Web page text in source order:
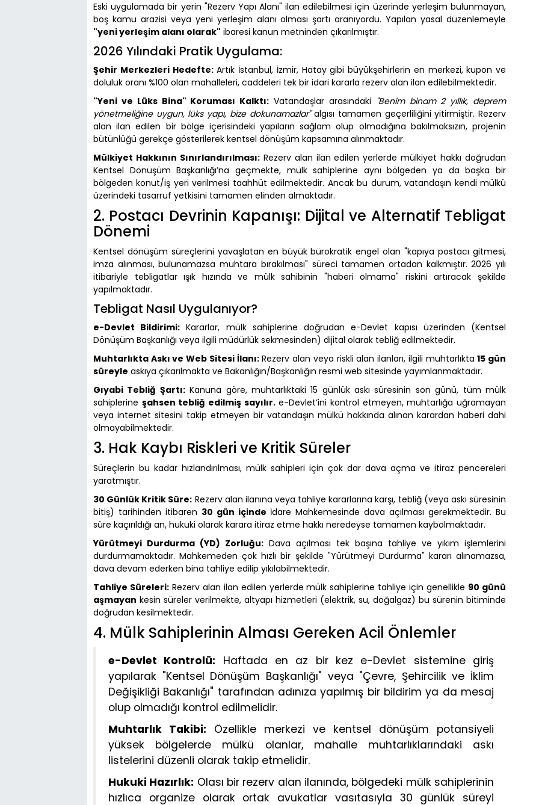
Eski uygulamada bir yerin "Rezerv Yapı Alanı" ilan edilebilmesi için üzerinde yerleşim bulunmayan,
boş kamu arazisi veya yeni yerleşim alanı olması şartı aranıyordu. Yapılan yasal düzenlemeyle
"yeni yerleşim alanı olarak" ibaresi kanun metninden çıkarılmıştır.
2026 Yılındaki Pratik Uygulama:
Şehir Merkezleri Hedefte:Artık İstanbul, İzmir, Hatay gibi büyükşehirlerin en merkezi, kupon ve
doluluk oranı %100 olan mahalleleri, caddeleri tek bir idari kararla rezerv alan ilan edilebilmektedir.
"Yeni ve Lüks Bina" Koruması Kalktı: Vatandaşlar arasındaki "Benim binam 2 yıllık, deprem
yönetmeliğine uygun, lüks yapı, bize dokunamazlar"algısı tamamen geçerliliğini yitirmiştir. Rezerv
alan ilan edilen bir bölge içerisindeki yapıların sağlam olup olmadığına bakılmaksızın, projenin
bütünlüğü gerekçe gösterilerek kentsel dönüşüm kapsamına alınmaktadır.
Mülkiyet Hakkının Sınırlandırılması:Rezerv alan ilan edilen yerlerde mülkiyet hakkı doğrudan
Kentsel Dönüşüm Başkanlığı’na geçmekte, mülk sahiplerine aynı bölgeden ya da başka bir
bölgeden konut/iş yeri verilmesi taahhüt edilmektedir. Ancak bu durum, vatandaşın kendi mülkü
üzerindeki tasarruf yetkisini tamamen elinden almaktadır.
2. Postacı Devrinin Kapanışı: Dijital ve Alternatif Tebligat
Dönemi
Kentsel dönüşüm süreçlerini yavaşlatan en büyük bürokratik engel olan "kapıya postacı gitmesi,
imza alınması, bulunamazsa muhtara bırakılması" süreci tamamen ortadan kalkmıştır. 2026 yılı
itibariyle tebligatlar ışık hızında ve mülk sahibinin "haberi olmama" riskini artıracak şekilde
yapılmaktadır.
Tebligat Nasıl Uygulanıyor?
e-Devlet Bildirimi: Kararlar, mülk sahiplerine doğrudan e-Devlet kapısı üzerinden (Kentsel
Dönüşüm Başkanlığı veya ilgili müdürlük sekmesinden) dijital olarak tebliğ edilmektedir.
Muhtarlıkta Askı ve Web Sitesi İlanı:Rezerv alan veya riskli alan ilanları, ilgili muhtarlıkta15 gün
süreyle askıya çıkarılmakta ve Bakanlığın/Başkanlığın resmi web sitesinde yayımlanmaktadır.
Gıyabi Tebliğ Şartı:Kanuna göre, muhtarlıktaki 15 günlük askı süresinin son günü, tüm mülk
sahiplerine şahsen tebliğ edilmiş sayılır.e-Devlet’ini kontrol etmeyen, muhtarlığa uğramayan
veya internet sitesini takip etmeyen bir vatandaşın mülkü hakkında alınan karardan haberi dahi
olmayabilmektedir.
3. Hak Kaybı Riskleri ve Kritik Süreler
Süreçlerin bu kadar hızlandırılması, mülk sahipleri için çok dar dava açma ve itiraz pencereleri
yaratmıştır.
30 Günlük Kritik Süre: Rezerv alan ilanına veya tahliye kararlarına karşı, tebliğ (veya askı süresinin
bitiş) tarihinden itibaren 30 gün içinde İdare Mahkemesinde dava açılması gerekmektedir. Bu
süre kaçırıldığı an, hukuki olarak karara itiraz etme hakkı neredeyse tamamen kaybolmaktadır.
Yürütmeyi Durdurma (YD) Zorluğu: Dava açılması tek başına tahliye ve yıkım işlemlerini
durdurmamaktadır. Mahkemeden çok hızlı bir şekilde "Yürütmeyi Durdurma" kararı alınamazsa,
dava devam ederken bina tahliye edilip yıkılabilmektedir.
Tahliye Süreleri:Rezerv alan ilan edilen yerlerde mülk sahiplerine tahliye için genellikle 90 günü
aşmayan kesin süreler verilmekte, altyapı hizmetleri (elektrik, su, doğalgaz) bu sürenin bitiminde
doğrudan kesilmektedir.
4. Mülk Sahiplerinin Alması Gereken Acil Önlemler
e-Devlet Kontrolü: Haftada en az bir kez e-Devlet sistemine giriş
yapılarak "Kentsel Dönüşüm Başkanlığı" veya "Çevre, Şehircilik ve İklim
Değişikliği Bakanlığı" tarafından adınıza yapılmış bir bildirim ya da mesaj
olup olmadığı kontrol edilmelidir.
Muhtarlık Takibi: Özellikle merkezi ve kentsel dönüşüm potansiyeli
yüksek bölgelerde mülkü olanlar, mahalle muhtarlıklarındaki askı
listelerini düzenli olarak takip etmelidir.
Hukuki Hazırlık: Olası bir rezerv alan ilanında, bölgedeki mülk sahiplerinin
hızlıca organize olarak ortak avukatlar vasıtasıyla 30 günlük süreyi